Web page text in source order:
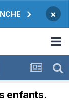
×
enfants.